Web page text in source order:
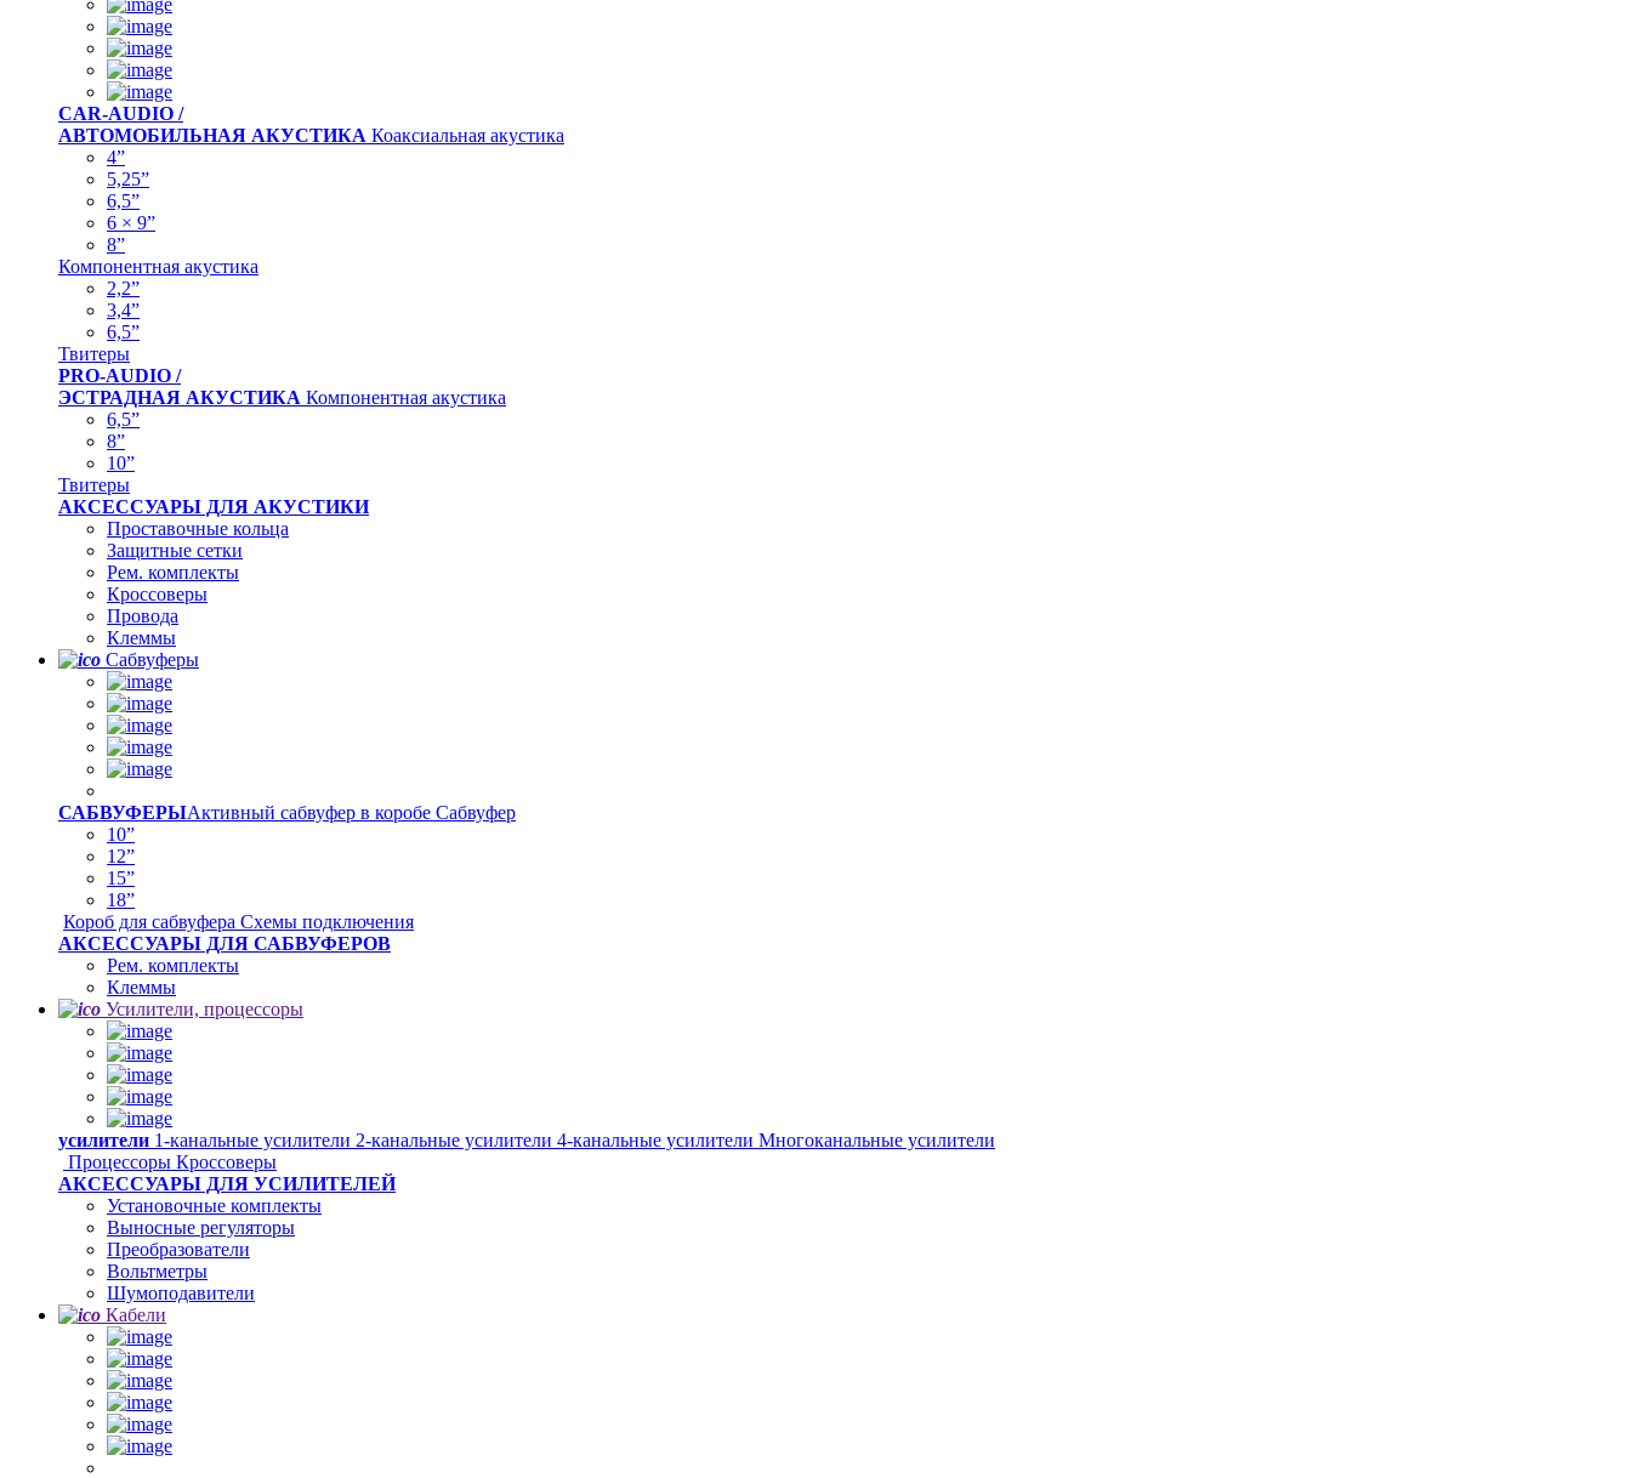
CAR-AUDIO /
АВТОМОБИЛЬНАЯ АКУСТИКА Коаксиальная акустика
4”
5,25”
6,5”
6 × 9”
8”
Компонентная акустика
2,2”
3,4”
6,5”
Твитеры
PRO-AUDIO /
ЭСТРАДНАЯ АКУСТИКА Компонентная акустика
6,5”
8”
10”
Твитеры
АКСЕССУАРЫ ДЛЯ АКУСТИКИ
Проставочные кольца
Защитные сетки
Рем. комплекты
Кроссоверы
Провода
Клеммы
Сабвуферы
САБВУФЕРЫАктивный сабвуфер в коробе Сабвуфер
10”
12”
15”
18”
Короб для сабвуфера Схемы подключения
АКСЕССУАРЫ ДЛЯ САБВУФЕРОВ
Рем. комплекты
Клеммы
Усилители, процессоры
усилители 1-канальные усилители 2-канальные усилители 4-канальные усилители Многоканальные усилители
Процессоры Кроссоверы
АКСЕССУАРЫ ДЛЯ УСИЛИТЕЛЕЙ
Установочные комплекты
Выносные регуляторы
Преобразователи
Вольтметры
Шумоподавители
Кабели